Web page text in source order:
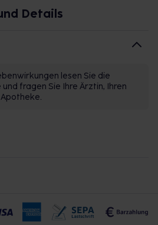
Details
lesen Sie die
fragen Sie Ihre Ärztin, Ihren